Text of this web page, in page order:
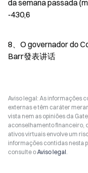
da semana passada
-430,6
8、O governador do
Barr發表讲话
Aviso legal: As informações
externas e têm caráter
vista nem as opiniões da
aconselhamento financeiro,
ativos virtuais envolve um
informações contidas nesta
consulte oAviso legal